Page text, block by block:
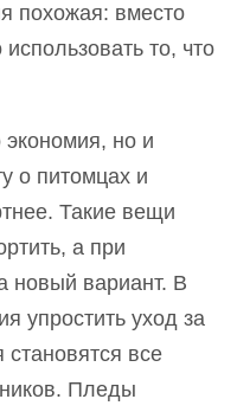
похожая: вместо
то, что
но и
о питомцах и
Такие вещи
а при
новый вариант. В
упростить уход за
все
Пледы